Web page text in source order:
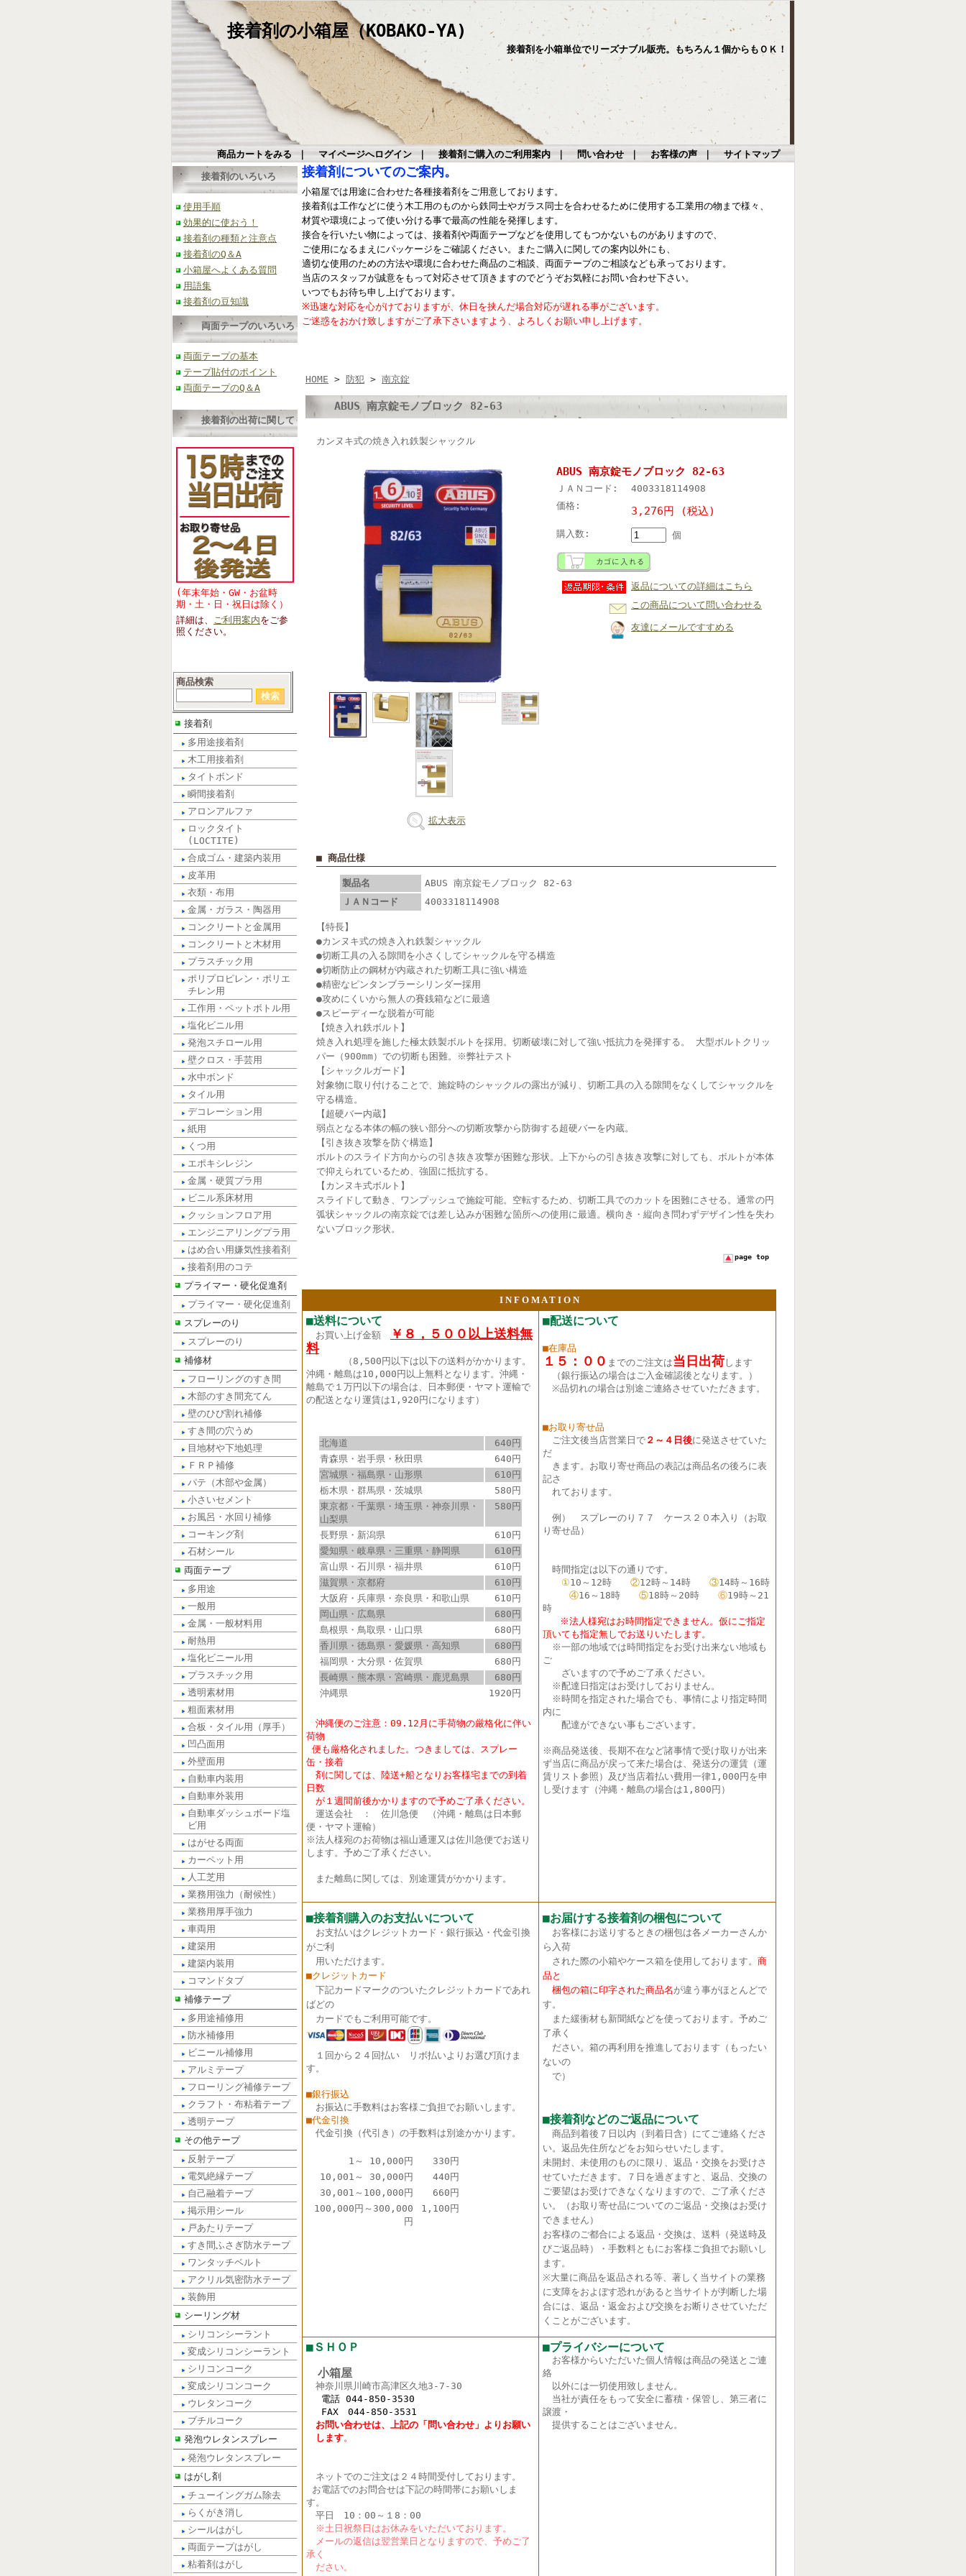
接着剤の小箱屋（KOBAKO-YA)
接着剤を小箱単位でリーズナブル販売。もちろん１個からもＯＫ！
商品カートをみる｜ マイページへログイン｜ 接着剤ご購入のご利用案内｜ 問い合わせ｜ お客様の声｜ サイトマップ
接着剤のいろいろ
使用手順
効果的に使おう！
接着剤の種類と注意点
接着剤のQ＆A
小箱屋へよくある質問
用語集
接着剤の豆知識
両面テープのいろいろ
両面テープの基本
テープ貼付のポイント
両面テープのQ＆A
接着剤の出荷に関して
(年末年始・GW・お盆時
期・土・日・祝日は除く）
詳細は、 ご利用案内をご参
照くださ い。
商品検索
接着剤
多用途接着剤
木工用接着剤
タイトボンド
瞬間接着剤
アロンアルファ
ロックタイト
(LOCTITE)
合成ゴム・建築内装用
皮革用
衣類・布用
金属・ガラス・陶器用
コンクリートと金属用
コンクリートと木材用
プラスチック用
ポリプロピレン・ポリエ
チレン用
工作用・ペットボトル用
塩化ビニル用
発泡スチロール用
壁クロス・手芸用
水中ボンド
タイル用
デコレーション用
紙用
くつ用
エポキシレジン
金属・硬質プラ用
ビニル系床材用
クッションフロア用
エンジニアリングプラ用
はめ合い用嫌気性接着剤
接着剤用のコテ
プライマー・硬化促進剤
プライマー・硬化促進剤
スプレーのり
スプレーのり
補修材
フローリングのすき間
木部のすき間充てん
壁のひび割れ補修
すき間の穴うめ
目地材や下地処理
ＦＲＰ補修
パテ（木部や金属）
小さいセメント
お風呂・水回り補修
コーキング剤
石材シール
両面テープ
多用途
一般用
金属・一般材料用
耐熱用
塩化ビニール用
プラスチック用
透明素材用
粗面素材用
合板・タイル用（厚手）
凹凸面用
外壁面用
自動車内装用
自動車外装用
自動車ダッシュボード塩
ビ用
はがせる両面
カーペット用
人工芝用
業務用強力（耐候性）
業務用厚手強力
車両用
建築用
建築内装用
コマンドタブ
補修テープ
多用途補修用
防水補修用
ビニール補修用
アルミテープ
フローリング補修テープ
クラフト・布粘着テープ
透明テープ
その他テープ
反射テープ
電気絶縁テープ
自己融着テープ
掲示用シール
戸あたりテープ
すき間ふさぎ防水テープ
ワンタッチベルト
アクリル気密防水テープ
装飾用
シーリング材
シリコンシーラント
変成シリコンシーラント
シリコンコーク
変成シリコンコーク
ウレタンコーク
ブチルコーク
発泡ウレタンスプレー
発泡ウレタンスプレー
はがし剤
チューイングガム除去
らくがき消し
シールはがし
両面テープはがし
粘着剤はがし
接着剤についてのご案内。
小箱屋では用途に合わせた各種接着剤をご用意しております。
接着剤は工作などに使う木工用のものから鉄同士やガラス同士を合わせるために使用する工業用の物まで様々、
材質や環境によって使い分ける事で最高の性能を発揮します。
接合を行いたい物によっては、接着剤や両面テープなどを使用してもつかないものがありますので、
ご使用になるまえにパッケージをご確認ください。またご購入に関しての案内以外にも、
適切な使用のための方法や環境に合わせた商品のご相談、両面テープのご相談なども承っております。
当店のスタッフが誠意をもって対応させて頂きますのでどうぞお気軽にお問い合わせ下さい。
いつでもお待ち申し上げております。
※迅速な対応を心がけておりますが、休日を挟んだ場合対応が遅れる事がございます。
ご迷惑をおかけ致しますがご了承下さいますよう、よろしくお願い申し上げます。
HOME > 防犯 > 南京錠
ABUS 南京錠モノブロック 82-63
カンヌキ式の焼き入れ鉄製シャックル
拡大表示
ABUS 南京錠モノブロック 82-63
ＪＡＮコード:
4003318114908
価格:
3,276円 (税込)
購入数: 個
返品についての詳細はこちら
この商品について問い合わせる
友達にメールですすめる
■ 商品仕様
製品名
ABUS 南京錠モノブロック 82-63
ＪＡＮコード
4003318114908
【特長】
●カンヌキ式の焼き入れ鉄製シャックル
●切断工具の入る隙間を小さくしてシャックルを守る構造
●切断防止の鋼材が内蔵された切断工具に強い構造
●精密なピンタンブラーシリンダー採用
●攻めにくいから無人の賽銭箱などに最適
●スピーディーな脱着が可能
【焼き入れ鉄ボルト】
焼き入れ処理を施した極太鉄製ボルトを採用。切断破壊に対して強い抵抗力を発揮する。 大型ボルトクリッ
パー（900mm）での切断も困難。※弊社テスト
【シャックルガード】
対象物に取り付けることで、施錠時のシャックルの露出が減り、切断工具の入る隙間をなくしてシャックルを
守る構造。
【超硬バー内蔵】
弱点となる本体の幅の狭い部分への切断攻撃から防御する超硬バーを内蔵。
【引き抜き攻撃を防ぐ構造】
ボルトのスライド方向からの引き抜き攻撃が困難な形状。上下からの引き抜き攻撃に対しても、ボルトが本体
で抑えられているため、強固に抵抗する。
【カンヌキ式ボルト】
スライドして動き、ワンプッシュで施錠可能。空転するため、切断工具でのカットを困難にさせる。通常の円
弧状シャックルの南京錠では差し込みが困難な箇所への使用に最適。横向き・縦向き問わずデザイン性を失わ
ないブロック形状。
page top
I N F O M A T I O N
■送料について
お買い上げ金額
￥８，５００以上送料無
料
（8,500円以下は以下の送料がかかります。
沖縄・離島は10,000円以上無料となります。沖縄・
離島で１万円以下の場合は、日本郵便・ヤマト運輸で
の配送となり運賃は1,920円になります）
北海道
640円
青森県・岩手県・秋田県
640円
宮城県・福島県・山形県
610円
栃木県・群馬県・茨城県
580円
東京都・千葉県・埼玉県・神奈川県・
山梨県
580円
長野県・新潟県
610円
愛知県・岐阜県・三重県・静岡県
610円
富山県・石川県・福井県
610円
滋賀県・京都府
610円
大阪府・兵庫県・奈良県・和歌山県
610円
岡山県・広島県
680円
島根県・鳥取県・山口県
680円
香川県・徳島県・愛媛県・高知県
680円
福岡県・大分県・佐賀県
680円
長崎県・熊本県・宮崎県・鹿児島県
680円
沖縄県
1920円
沖縄便のご注意：09.12月に手荷物の厳格化に伴い
荷物
便も厳格化されました。つきましては、スプレー
缶・接着
剤に関しては、陸送+船となりお客様宅までの到着
日数
が１週間前後かかりますので予めご了承ください。
運送会社 ： 佐川急便 （沖縄・離島は日本郵
便・ヤマト運輸）
※法人様宛のお荷物は福山通運又は佐川急便でお送り
します。予めご了承ください。
また離島に関しては、別途運賃がかかります。
■配送について
■在庫品
１５：００ までのご注文は当日出荷 します
（銀行振込の場合はご入金確認後となります。）
※品切れの場合は別途ご連絡させていただきます。
■お取り寄せ品
ご注文後当店営業日で ２～４日後に発送させていた
だ
きます。お取り寄せ商品の表記は商品名の後ろに表
記さ
れております。
例） スプレーのり７７ ケース２０本入り（お取
り寄せ品）
時間指定は以下の通りです。
①10～12時 ②12時～14時 ③14時～16時
④16～18時 ⑤18時～20時 ⑥19時～21
時
※法人様宛はお時間指定できません。仮にご指定
頂いても指定無しでお送りいたします。
※一部の地域では時間指定をお受け出来ない地域も
ご
ざいますので予めご了承ください。
※配達日指定はお受けしておりません。
※時間を指定された場合でも、事情により指定時間
内に
配達ができない事もございます。
※商品発送後、長期不在など諸事情で受け取りが出来
ず当店に商品が戻って来た場合は、発送分の運賃（運
賃リスト参照）及び当店着払い費用一律1,000円を申
し受けます（沖縄・離島の場合は1,800円）
■接着剤購入のお支払いについて
お支払いはクレジットカード・銀行振込・代金引換
がご利
用いただけます。
■クレジットカード
下記カードマークのついたクレジットカードであれ
ばどの
カードでもご利用可能です。
１回から２４回払い リボ払いよりお選び頂けま
す。
■銀行振込
お振込に手数料はお客様ご負担でお願いします。
■代金引換
代金引換（代引き）の手数料は別途かかります。
1～ 10,000円
330円
10,001～ 30,000円
440円
30,001～100,000円
660円
100,000円～300,000
円
1,100円
■お届けする接着剤の梱包について
お客様にお送りするときの梱包は各メーカーさんか
ら入荷
された際の小箱やケース箱を使用しております。 商
品と
梱包の箱に印字された商品名 が違う事がほとんどで
す。
また緩衝材も新聞紙などを使っております。予めご
了承く
ださい。箱の再利用を推進しております（もったい
ないの
で）
■接着剤などのご返品について
商品到着後７日以内（到着日含）にてご連絡くださ
い。返品先住所などをお知らせいたします。
未開封、未使用のものに限り、返品・交換をお受けさ
せていただきます。７日を過ぎますと、返品、交換の
ご要望はお受けできなくなりますので、ご了承くださ
い。（お取り寄せ品についてのご返品・交換はお受け
できません）
お客様のご都合による返品・交換は、送料（発送時及
びご返品時）・手数料ともにお客様ご負担でお願いし
ます。
※大量に商品を返品される等、著しく当サイトの業務
に支障をおよぼす恐れがあると当サイトが判断した場
合には、返品・返金および交換をお断りさせていただ
くことがございます。
■ＳＨＯＰ
小箱屋
神奈川県川崎市高津区久地3-7-30
電話 044-850-3530
FAX 044-850-3531
お問い合わせは、上記の「問い合わせ」よりお願い
し ます。
ネットでのご注文は２４時間受付しております。
お電話でのお問合せは下記の時間帯にお願いしま
す。
平日 10：00～１8：00
※土日祝祭日はお休みをいただいております。
メールの返信は翌営業日となりますので、予めご了
承く
ださい。
■プライバシーについて
お客様からいただいた個人情報は商品の発送とご連
絡
以外には一切使用致しません。
当社が責任をもって安全に蓄積・保管し、第三者に
譲渡・
提供することはございません。